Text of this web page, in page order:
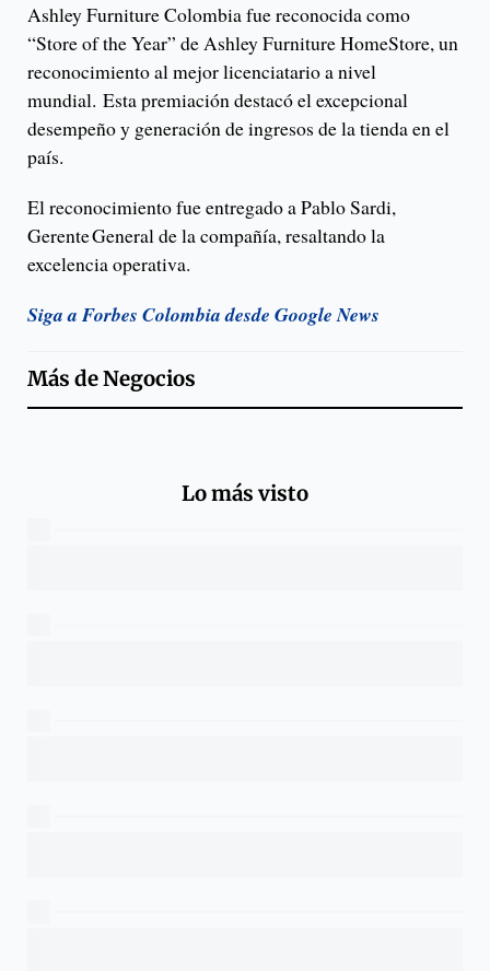
Ashley Furniture Colombia fue reconocida como
“Store of the Year” de Ashley Furniture HomeStore, un
reconocimiento al mejor licenciatario a nivel
mundial. Esta premiación destacó el excepcional
desempeño y generación de ingresos de la tienda en el
país.
El reconocimiento fue entregado a Pablo Sardi,
Gerente General de la compañía, resaltando la
excelencia operativa.
Siga a Forbes Colombia desde Google News
Más deNegocios
Lo más visto